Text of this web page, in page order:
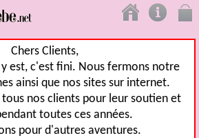
Chers Clients,
y est, c'est fini. Nous fermons notre
ainsi que nos sites sur internet.
tous nos clients pour leur soutien et
toutes ces années.
pour d'autres aventures.